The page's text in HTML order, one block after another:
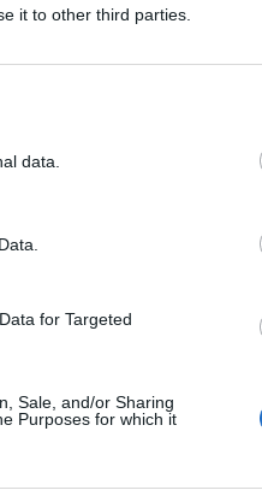
it to other third parties.
data.
for Targeted
Sale, and/or Sharing
Purposes for which it
61
August